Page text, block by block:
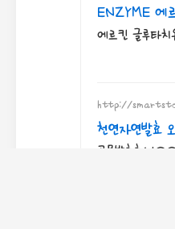
ENZYME 에
에르킨 글루타
http://
천연자연발효
곡물발효효소